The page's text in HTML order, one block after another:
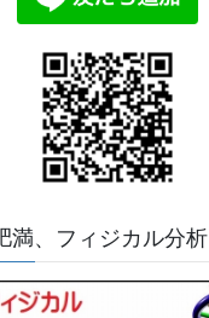
満、フィジカル分析